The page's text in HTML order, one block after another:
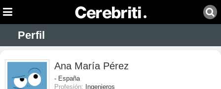
Perfil
Ana María Pérez
- España
Profesión: Ingenieros